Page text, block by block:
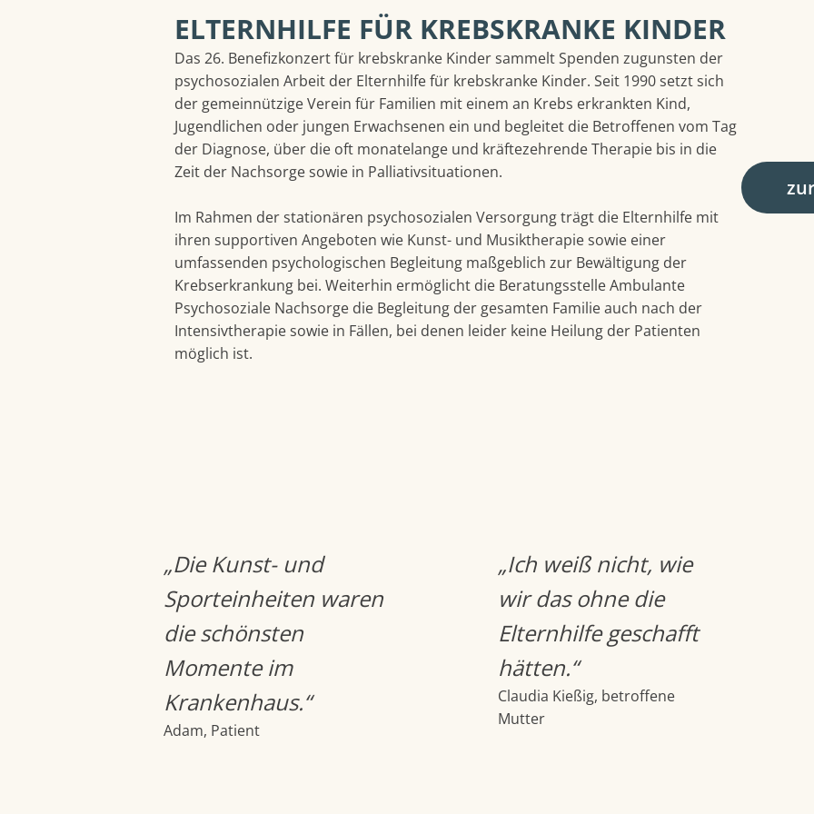
ELTERNHILFE FÜR KREBSKRANKE KINDER
Das 26. Benefizkonzert für krebskranke Kinder sammelt Spenden zugunsten der
psychosozialen Arbeit der Elternhilfe für krebskranke Kinder. Seit 1990 setzt sich
der gemeinnützige Verein für Familien mit einem an Krebs erkrankten Kind,
Jugendlichen oder jungen Erwachsenen ein und begleitet die Betroffenen vom Tag
der Diagnose, über die oft monatelange und kräftezehrende Therapie bis in die
Zeit der Nachsorge sowie in Palliativsituationen.
Im Rahmen der stationären psychosozialen Versorgung trägt die Elternhilfe mit
ihren supportiven Angeboten wie Kunst- und Musiktherapie sowie einer
umfassenden psychologischen Begleitung maßgeblich zur Bewältigung der
Krebserkrankung bei. Weiterhin ermöglicht die Beratungsstelle Ambulante
Psychosoziale Nachsorge die Begleitung der gesamten Familie auch nach der
Intensivtherapie sowie in Fällen, bei denen leider keine Heilung der Patienten
möglich ist.
„Die Kunst- und
Sporteinheiten waren
die schönsten
Momente im
Krankenhaus.“
Adam, Patient
„Ich weiß nicht, wie
wir das ohne die
Elternhilfe geschafft
hätten.“
Claudia Kießig, betroffene
Mutter